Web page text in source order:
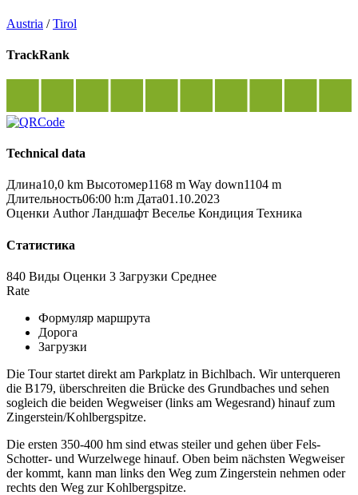
Austria /Tirol
TrackRank
Technical data
Длина10,0 km Высотомер1168 m Way down1104 m
Длительность06:00 h:m Дата01.10.2023
Оценки Author Ландшафт Веселье Кондиция Техника
Статистика
840 Виды Оценки 3 Загрузки Среднее
Rate
Формуляр маршрута
Дорога
Загрузки
Die Tour startet direkt am Parkplatz in Bichlbach. Wir unterqueren
die B179, überschreiten die Brücke des Grundbaches und sehen
sogleich die beiden Wegweiser (links am Wegesrand) hinauf zum
Zingerstein/Kohlbergspitze.
Die ersten 350-400 hm sind etwas steiler und gehen über Fels-
Schotter- und Wurzelwege hinauf. Oben beim nächsten Wegweiser
der kommt, kann man links den Weg zum Zingerstein nehmen oder
rechts den Weg zur Kohlbergspitze.